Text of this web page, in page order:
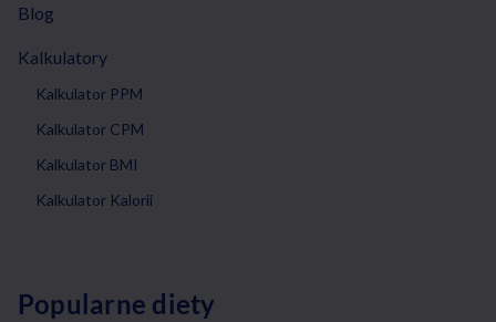
Blog
Kalkulatory
Kalkulator PPM
Kalkulator CPM
Kalkulator BMI
Kalkulator Kalorii
Popularne diety